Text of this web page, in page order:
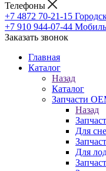
Телефоны
+7 4872 70-21-15
+7 910 944-07-44
Заказать звонок
Главная
Каталог
Назад
Каталог
Запчасти
Назад
Для
Для